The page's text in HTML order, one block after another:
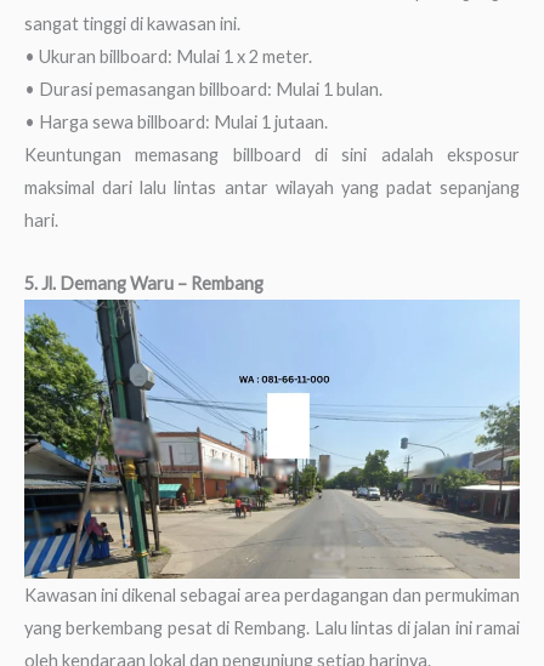
sangat tinggi di kawasan ini.
• Ukuran billboard: Mulai 1 x 2 meter.
• Durasi pemasangan billboard: Mulai 1 bulan.
• Harga sewa billboard: Mulai 1 jutaan.
Keuntungan memasang billboard di sini adalah eksposur
maksimal dari lalu lintas antar wilayah yang padat sepanjang
hari.
5. Jl. Demang Waru – Rembang
Kawasan ini dikenal sebagai area perdagangan dan permukiman
yang berkembang pesat di Rembang. Lalu lintas di jalan ini ramai
oleh kendaraan lokal dan pengunjung setiap harinya.